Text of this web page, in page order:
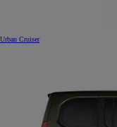
Urban Cruiser